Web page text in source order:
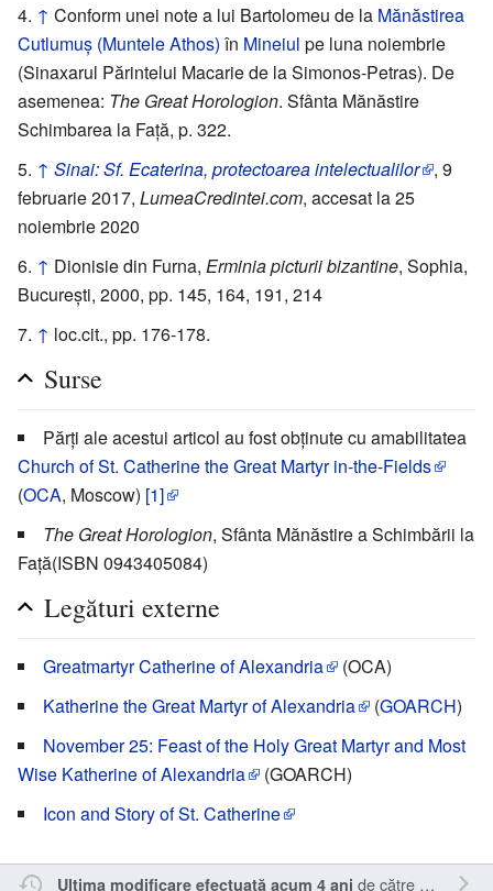
↑ Conform unei note a lui Bartolomeu de la Mănăstirea
Cutlumuș (Muntele Athos) în Mineiul pe luna noiembrie
(Sinaxarul Părintelui Macarie de la Simonos-Petras). De
asemenea: The Great Horologion. Sfânta Mănăstire
Schimbarea la Față, p. 322.
↑ Sinai: Sf. Ecaterina, protectoarea intelectualilor
, 9
februarie 2017, LumeaCredintei.com, accesat la 25
noiembrie 2020
↑ Dionisie din Furna, Erminia picturii bizantine, Sophia,
București, 2000, pp. 145, 164, 191, 214
↑ loc.cit., pp. 176-178.
Surse
Părți ale acestui articol au fost obținute cu amabilitatea
Church of St. Catherine the Great Martyr in-the-Fields
(OCA, Moscow) [1]
The Great Horologion, Sfânta Mănăstire a Schimbării la
Față(ISBN 0943405084)
Legături externe
Greatmartyr Catherine of Alexandria
(OCA)
Katherine the Great Martyr of Alexandria
(GOARCH)
November 25: Feast of the Holy Great Martyr and Most
Wise Katherine of Alexandria
(GOARCH)
Icon and Story of St. Catherine
Ultima modificare efectuată acum 4 ani de către Σταύρος